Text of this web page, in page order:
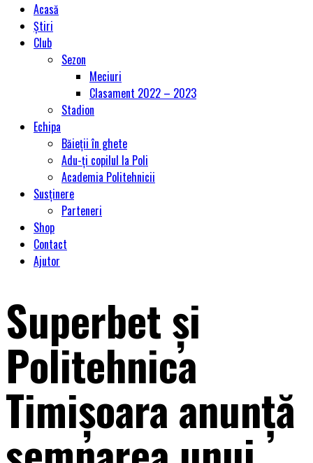
Acasă
Știri
Club
Sezon
Meciuri
Clasament 2022 – 2023
Stadion
Echipa
Băieții în ghete
Adu-ți copilul la Poli
Academia Politehnicii
Susținere
Parteneri
Shop
Contact
Ajutor
Superbet și
Politehnica
Timișoara anunță